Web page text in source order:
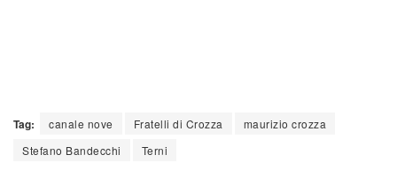
Tag: canale nove Fratelli di Crozza
maurizio crozza
Stefano Bandecchi
Terni